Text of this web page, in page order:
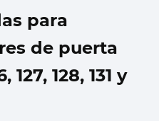
para
de puerta
127, 128, 131 y